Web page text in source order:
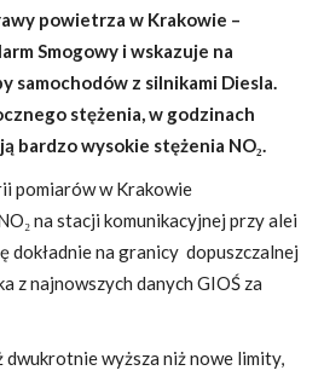
powietrza w Krakowie –
Smogowy i wskazuje na
samochodów z silnikami Diesla.
stężenia, w godzinach
bardzo wysokie stężenia NO₂.
pomiarów w Krakowie
na stacji komunikacyjnej przy alei
dokładnie na granicy dopuszczalnej
z najnowszych danych GIOŚ za
wyższa niż nowe limity,